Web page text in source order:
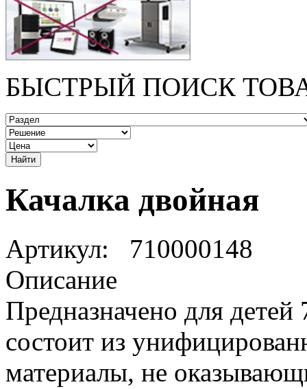
БЫСТРЫЙ ПОИСК
Качалка двойная
Артикул:
710000148
Описание
Предназначено для детей
состоит из
материалы, не